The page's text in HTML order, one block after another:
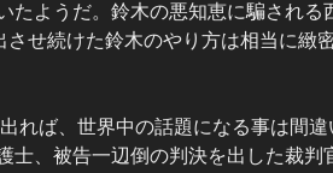
ようだ。鈴木の悪知恵に騙される
せ続けた鈴木のやり方は相当に緻
れば、世界中の話題になる事は間違
、被告一辺倒の判決を出した裁判